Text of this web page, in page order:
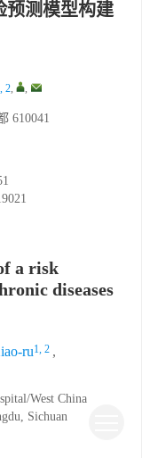
预测模型构建
2, ,
610041
a risk
diseases
ru1, 2 ,
West China
Sichuan